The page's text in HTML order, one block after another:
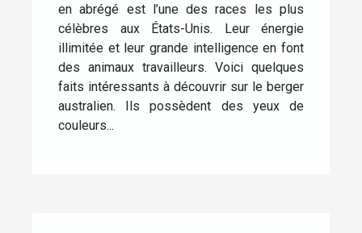
en abrégé est l’une des races les plus
célèbres aux États-Unis. Leur énergie
illimitée et leur grande intelligence en font
des animaux travailleurs. Voici quelques
faits intéressants à découvrir sur le berger
australien. Ils possèdent des yeux de
couleurs...